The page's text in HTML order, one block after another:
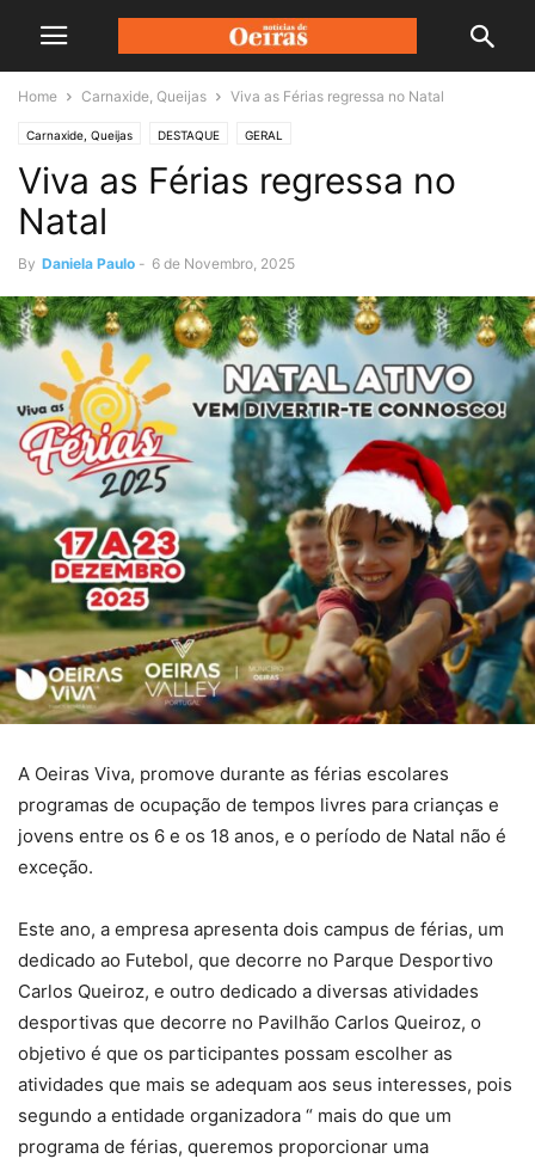
Home Carnaxide, Queijas Viva as Férias regressa no Natal
Carnaxide, Queijas DESTAQUE GERAL
Viva as Férias regressa no
Natal
By Daniela Paulo - 6 de Novembro, 2025
A Oeiras Viva, promove durante as férias escolares
programas de ocupação de tempos livres para crianças e
jovens entre os 6 e os 18 anos, e o período de Natal não é
exceção.
Este ano, a empresa apresenta dois campus de férias, um
dedicado ao Futebol, que decorre no Parque Desportivo
Carlos Queiroz, e outro dedicado a diversas atividades
desportivas que decorre no Pavilhão Carlos Queiroz, o
objetivo é que os participantes possam escolher as
atividades que mais se adequam aos seus interesses, pois
segundo a entidade organizadora “ mais do que um
programa de férias, queremos proporcionar uma